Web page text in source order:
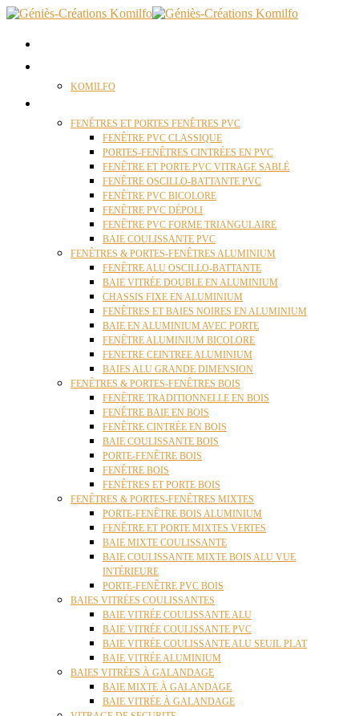
KOMILFO
FENÊTRES ET PORTES FENÊTRES PVC
FENÊTRE PVC CLASSIQUE
PORTES-FENÊTRES CINTRÉES EN PVC
FENÊTRE ET PORTE PVC VITRAGE SABLÉ
FENÊTRE OSCILLO-BATTANTE PVC
FENÊTRE PVC BICOLORE
FENÊTRE PVC DÉPOLI
FENÊTRE PVC FORME TRIANGULAIRE
BAIE COULISSANTE PVC
FENÊTRES & PORTES-FENÊTRES ALUMINIUM
FENÊTRE ALU OSCILLO-BATTANTE
BAIE VITRÉE DOUBLE EN ALUMINIUM
CHASSIS FIXE EN ALUMINIUM
FENÊTRES ET BAIES NOIRES EN ALUMINIUM
BAIE EN ALUMINIUM AVEC PORTE
FENÊTRE ALUMINIUM BICOLORE
FENETRE CEINTREE ALUMINIUM
BAIES ALU GRANDE DIMENSION
FENÊTRES & PORTES-FENÊTRES BOIS
FENÊTRE TRADITIONNELLE EN BOIS
FENÊTRE BAIE EN BOIS
FENÊTRE CINTRÉE EN BOIS
BAIE COULISSANTE BOIS
PORTE-FENÊTRE BOIS
FENÊTRE BOIS
FENÊTRES ET PORTE BOIS
FENÊTRES & PORTES-FENÊTRES MIXTES
PORTE-FENÊTRE BOIS ALUMINIUM
FENÊTRE ET PORTE MIXTES VERTES
BAIE MIXTE COULISSANTE
BAIE COULISSANTE MIXTE BOIS ALU VUE
INTÉRIEURE
PORTE-FENÊTRE PVC BOIS
BAIES VITRÉES COULISSANTES
BAIE VITRÉE COULISSANTE ALU
BAIE VITRÉE COULISSANTE PVC
BAIE VITRÉE COULISSANTE ALU SEUIL PLAT
BAIE VITRÉE ALUMINIUM
BAIES VITRÉES À GALANDAGE
BAIE MIXTE À GALANDAGE
BAIE VITRÉE À GALANDAGE